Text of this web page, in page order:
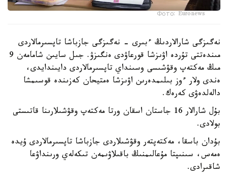
Фото: Euronews
نەگىزگى شارالاردىڭ ءبىرى - نەگىزگى جازباشا تاپسىرمالاردى
مىندەتتى تۇردە اۋىزشا قورعاۋدى ەنگىزۋ. جىل سايىن شامامەن 9
مىڭ مەكتەپ وقۋشىسى وسىنداي تاپسىرمالاردى دايىندايدى،
ەندى ولار ءوز بىلىمدەرىن اۋىزشا ەمتيحان كەزىندە قوسىمشا
دالەلدەۋى كەرەك.
بۇل شارالار 16 جاستان اسقان ورتا مەكتەپ وقۋشىلارىنا قاتىستى
بولادى.
بۇدان باسقا، مەكتەپتەر وقۋشىلاردى جازباشا تاپسىرمالاردى ۇيدە
ەمەس، سىنىپتا مۇعالىمنىڭ باقىلاۋىمەن تىكەلەي ورىنداۋعا
شاقىرادى.